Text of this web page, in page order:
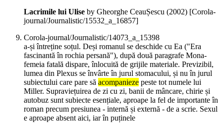
Lacrimile lui Ulise by Gheorghe CeauȘescu (2002) [Corola-
journal/Journalistic/15532_a_16857]
Corola-journal/Journalistic/14073_a_15398
a-și întreține soțul. Deși romanul se deschide cu Ea ("Era
fascinantă în rochia persană"), după două paragrafe Mona-
femeia fatală dispare, înlocuită de grijile materiale. Previzibil,
lumea din Plexus se învârte în jurul stomacului, și nu în jurul
subiectului care pare să acompanieze peste tot numele lui
Miller. Supraviețuirea de zi cu zi, banii de mâncare, chirie și
autobuz sunt subiecte esențiale, aproape la fel de importante în
roman precum presiunea - internă și externă - de a scrie. Sexul
e aproape absent aici, iar în puținele